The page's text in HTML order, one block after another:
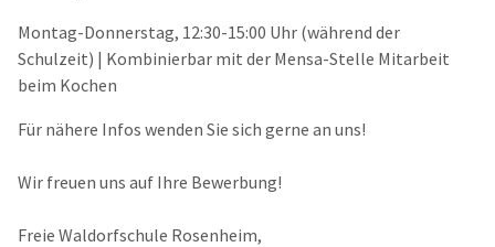
Montag-Donnerstag, 12:30-15:00 Uhr (während der
Schulzeit) | Kombinierbar mit der Mensa-Stelle Mitarbeit
beim Kochen
Für nähere Infos wenden Sie sich gerne an uns!
Wir freuen uns auf Ihre Bewerbung!
Freie Waldorfschule Rosenheim,